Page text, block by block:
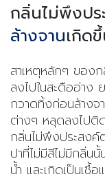
กลิ่นไม่พึงปร
ล้างจานเกิด
สาเหตุหลักๆ ของก
ลงไปในสะดืออ่าง
กวาดทิ้งก่อนล้างจ
ต่างๆ หลุดลงไปติ
กลิ่นไม่พึงประสงค์
ปาที่ไม่มีสีไม่มีกลิ่น
น้ำ และเกิดเป็นเชื้